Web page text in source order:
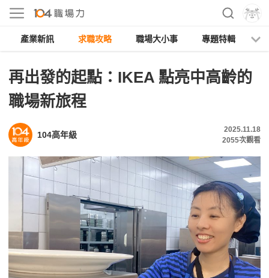
產業新訊 求職攻略 職場大小事 專題特輯
再出發的起點：IKEA 點亮中高齡的
職場新旅程
104高年級
2025.11.18
2055次觀看